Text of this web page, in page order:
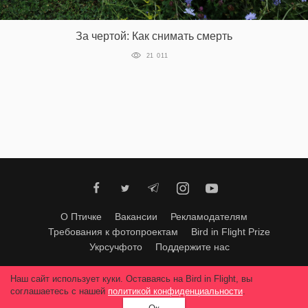
За чертой: Как снимать смерть
21 011
О Птичке Вакансии
Рекламодателям
Требования к фотопроектам
Bird in Flight Prize
Укрсучфото
Поддержите нас
Любое использование материалов допускается только с согласия
редакции.© 2026, Bird In Flight.
Все права защищены.
Наш сайт использует куки. Оставаясь на Bird in Flight, вы
соглашаетесь с нашей политикой конфиденциальности.